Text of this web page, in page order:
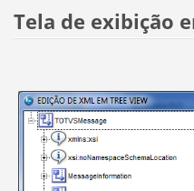
Tela de exibição